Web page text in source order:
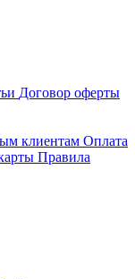
Договор оферты
клиентам Оплата
Правила